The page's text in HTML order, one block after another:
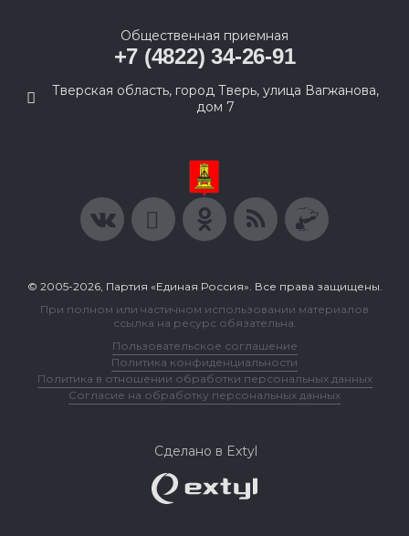
Общественная приемная
+7 (4822) 34-26-91
Тверская область, город Тверь, улица Вагжанова,
дом 7
© 2005-2026, Партия «Единая Россия». Все права защищены.
При полном или частичном использовании материалов
ссылка на ресурс обязательна.
Пользовательское соглашение
Политика конфиденциальности
Политика в отношении обработки персональных данных
Согласие на обработку персональных данных
Сделано в Extyl